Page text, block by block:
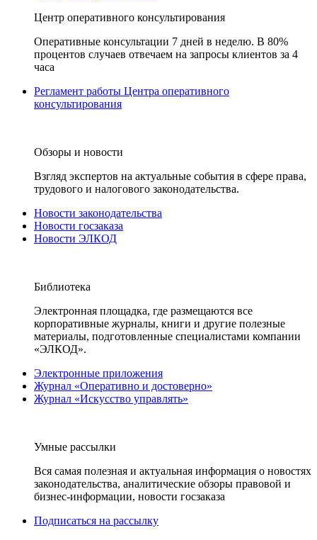
Центр оперативного консультирования
Оперативные консультации 7 дней в неделю. В 80%
процентов случаев отвечаем на запросы клиентов за 4
часа
Регламент работы Центра оперативного
консультирования
Обзоры и новости
Взгляд экспертов на актуальные события в сфере права,
трудового и налогового законодательства.
Новости законодательства
Новости госзаказа
Новости ЭЛКОД
Библиотека
Электронная площадка, где размещаются все
корпоративные журналы, книги и другие полезные
материалы, подготовленные специалистами компании
«ЭЛКОД».
Электронные приложения
Журнал «Оперативно и достоверно»
Журнал «Искусство управлять»
Умные рассылки
Вся самая полезная и актуальная информация о новостях
законодательства, аналитические обзоры правовой и
бизнес-информации, новости госзаказа
Подписаться на рассылку